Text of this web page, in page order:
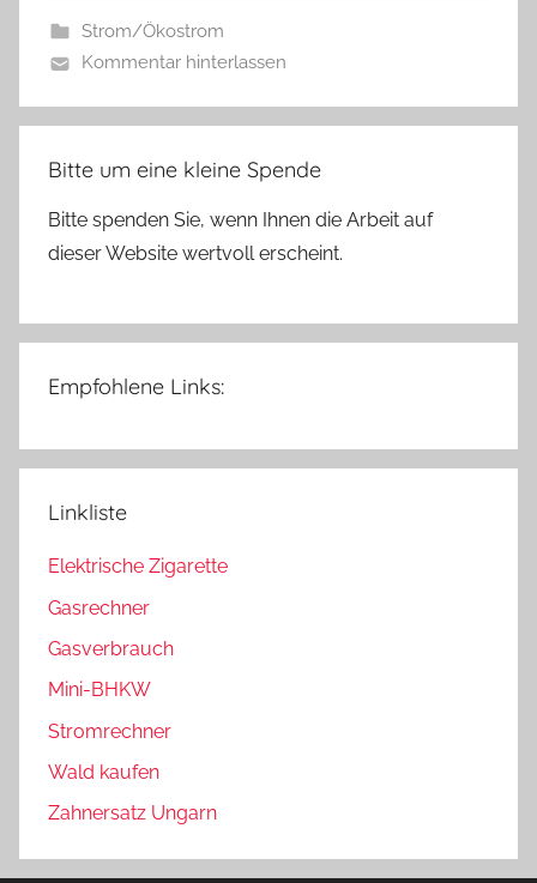
Strom/Ökostrom
Kommentar hinterlassen
Bitte um eine kleine Spende
Bitte spenden Sie, wenn Ihnen die Arbeit auf
dieser Website wertvoll erscheint.
Empfohlene Links:
Linkliste
Elektrische Zigarette
Gasrechner
Gasverbrauch
Mini-BHKW
Stromrechner
Wald kaufen
Zahnersatz Ungarn